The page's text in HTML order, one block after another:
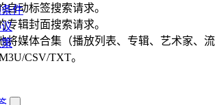
件
自动标签搜索请求。
专辑封面搜索请求。
将媒体合集（播放列表、专辑、艺术家、流
CSV/TXT。